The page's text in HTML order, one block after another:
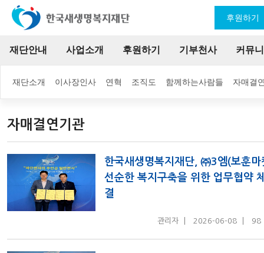
재단안내
재단소개 이사장인사 연혁 조직도 함께하는사람들 자매결
사업소개 후원하기 기부천사 커뮤
후원하기
자매결연기관
한국새생명복지재단, ㈜3엠(보훈마
선순한 복지구축을 위한 업무협약
결
관리자 2026-06-08 98